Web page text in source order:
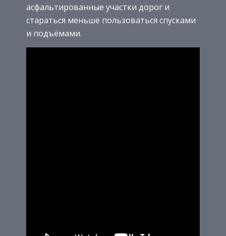
асфальтированные участки дорог и
стараться меньше пользоваться спусками
и подъёмами.